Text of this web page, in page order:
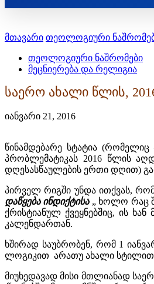
მთავარი თეოლოგიური
თეოლოგიური ნაშრომები
მეცნიერება და რელიგია
საერო ახალი წლის,
იანვარი 21, 2016
წინამდებარე სტატია (რომელიც
პრობლემატიკას 2016 წლის
დღესასწაულების ერთი დღით)
პირველ რიგში უნდა ითქვას,
დაწყება ინდიქტისა„ ხოლო რაც
ქრისტიანულ ქვეყნებშიც, ის
კალენდართან.
ხშირად საუბრობენ, რომ 1
ლოგიკით არათუ ახალი სტილით,
მიუხედავად მისი მთლიანად